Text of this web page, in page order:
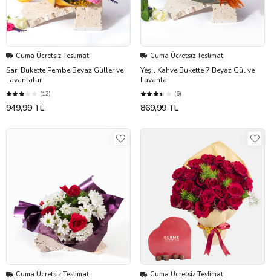
Cuma Ücretsiz Teslimat
Sarı Bukette Pembe Beyaz Güller ve
Lavantalar
(12)
949,99 TL
Cuma Ücretsiz Teslimat
Yeşil Kahve Bukette 7 Beyaz Gül ve
Lavanta
(6)
869,99 TL
Cuma Ücretsiz Teslimat Cuma Ücretsiz Teslimat